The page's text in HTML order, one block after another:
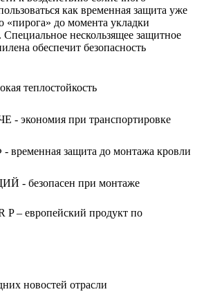
как временная защита уже
«пирога» до момента укладки
нескользящее защитное
обеспечит безопасность
теплостойкость
экономия при транспортировке
защита до монтажа кровли
безопасен при монтаже
– европейский продукт по
новостей отрасли